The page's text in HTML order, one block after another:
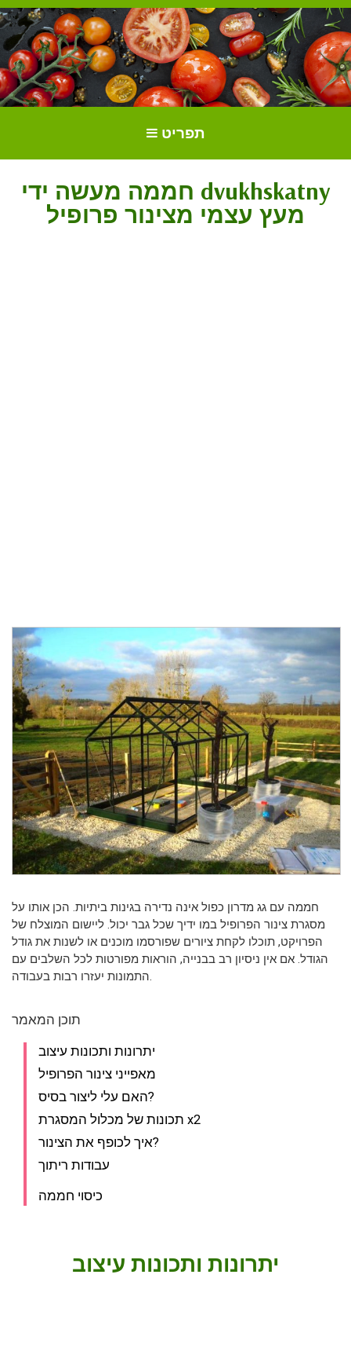
תפריט
חממה מעשה ידי dvukhskatny
מעץ עצמי מצינור פרופיל
חממה עם גג מדרון כפול אינה נדירה בגינות ביתיות. הכן אותו על
מסגרת צינור הפרופיל במו ידיך שכל גבר יכול. ליישום המוצלח של
הפרויקט, תוכלו לקחת ציורים שפורסמו מוכנים או לשנות את גודל
הגודל. אם אין ניסיון רב בבנייה, הוראות מפורטות לכל השלבים עם
התמונות יעזרו רבות בעבודה.
תוכן המאמר
יתרונות ותכונות עיצוב
מאפייני צינור הפרופיל
האם עלי ליצור בסיס?
תכונות של מכלול המסגרת x2
איך לכופף את הצינור?
עבודות ריתוך
כיסוי חממה
יתרונות ותכונות עיצוב